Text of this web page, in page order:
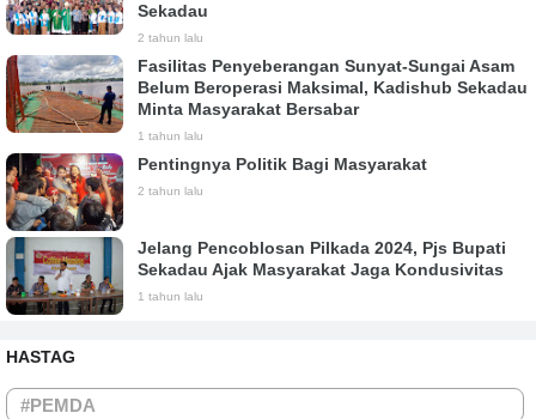
Sekadau
2 tahun lalu
Fasilitas Penyeberangan Sunyat-Sungai Asam
Belum Beroperasi Maksimal, Kadishub Sekadau
Minta Masyarakat Bersabar
1 tahun lalu
Pentingnya Politik Bagi Masyarakat
2 tahun lalu
Jelang Pencoblosan Pilkada 2024, Pjs Bupati
Sekadau Ajak Masyarakat Jaga Kondusivitas
1 tahun lalu
HASTAG
#PEMDA